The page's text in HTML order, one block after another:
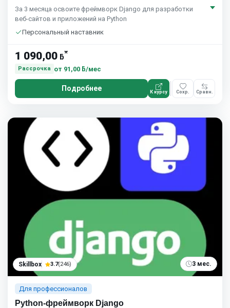
За 3 месяца освоите фреймворк Django для разработки
веб-сайтов и приложений на Python
Персональный наставник
1 090,00 ƃ*
Рассрочка от 91,00 ƃ/мес
Подробнее К курсу Сохр. Сравн.
Skillbox 3.7(246) 3 мес.
Для профессионалов
Python-фреймворк Django